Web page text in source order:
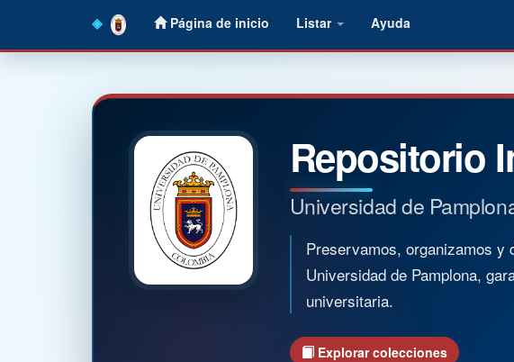
Página de inicio Listar Ayuda
Repositorio
Universidad de
Preservamos, organizamos y
Universidad de Pamplona,
universitaria.
Explorar colecciones